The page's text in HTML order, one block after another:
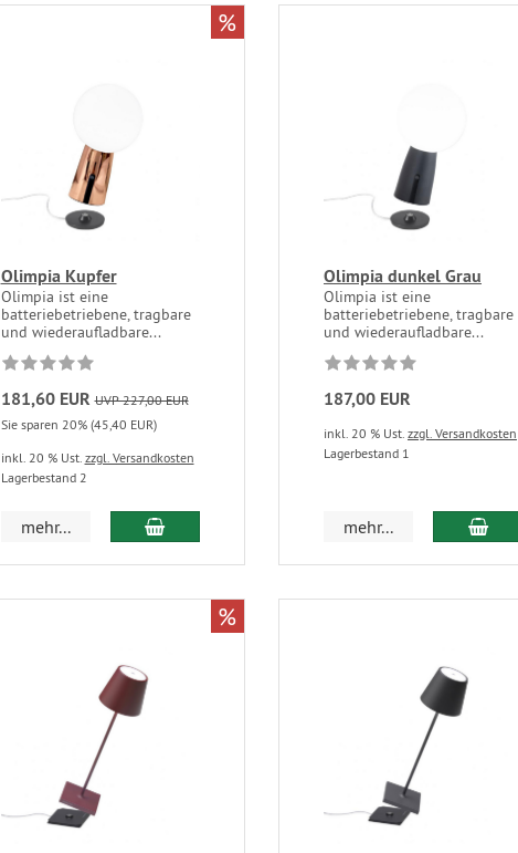
Olimpia Kupfer
Olimpia ist eine
batteriebetriebene, tragbare
und wiederaufladbare...
181,60 EUR UVP 227,00 EUR
Sie sparen 20% (45,40 EUR)
inkl. 20 % Ust. zzgl. Versandkosten
Lagerbestand 2
mehr...
%
Olimpia dunkel Grau
Olimpia ist eine
batteriebetriebene, tragbare
und wiederaufladbare...
187,00 EUR
inkl. 20 % Ust. zzgl. Versandkosten
Lagerbestand 1
mehr...
%